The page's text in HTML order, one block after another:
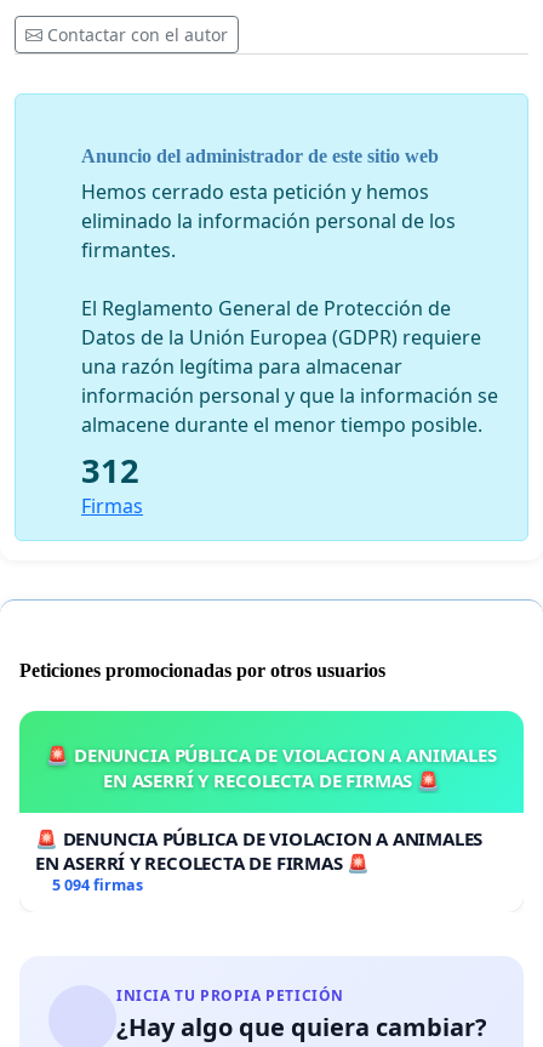
Contactar con el autor
Anuncio del administrador de este sitio web
Hemos cerrado esta petición y hemos
eliminado la información personal de los
firmantes.
El Reglamento General de Protección de
Datos de la Unión Europea (GDPR) requiere
una razón legítima para almacenar
información personal y que la información se
almacene durante el menor tiempo posible.
312
Firmas
Peticiones promocionadas por otros usuarios
🚨 DENUNCIA PÚBLICA DE VIOLACION A ANIMALES
EN ASERRÍ Y RECOLECTA DE FIRMAS 🚨
🚨 DENUNCIA PÚBLICA DE VIOLACION A ANIMALES
EN ASERRÍ Y RECOLECTA DE FIRMAS 🚨
5 094 firmas
INICIA TU PROPIA PETICIÓN
¿Hay algo que quiera cambiar?